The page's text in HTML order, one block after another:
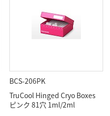
BCS-206PK
TruCool Hinged Cryo Boxes
ピンク 81穴 1ml/2ml